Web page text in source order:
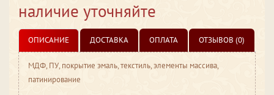
наличие уточняйте
ОПИСАНИЕ ДОСТАВКА ОПЛАТА ОТЗЫВОВ (0)
МДФ, ПУ, покрытие эмаль, текстиль, элементы массива,
патинирование